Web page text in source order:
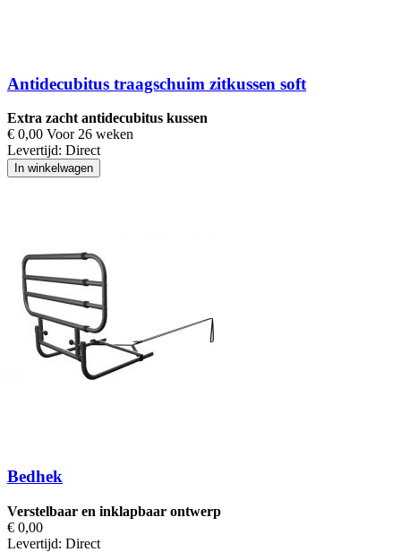
Antidecubitus traagschuim zitkussen soft
Extra zacht antidecubitus kussen
€ 0,00 Voor 26 weken
Levertijd: Direct
In winkelwagen
Bedhek
Verstelbaar en inklapbaar ontwerp
€ 0,00
Levertijd: Direct